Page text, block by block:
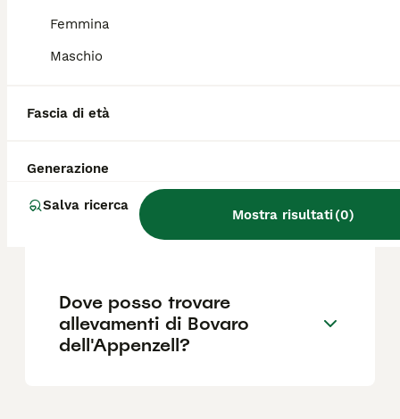
Femmina
Maschio
Fascia di età
Generazione
Salva ricerca
Mostra risultati(0)
razza con un'aspettativa di vita di circa 15
dell'Appenzell?
Qual è la differenza tra il
Bovaro dell'Appenzell e gli
altri bovari svizzeri?
Dove posso trovare
allevamenti di Bovaro
dell'Appenzell?